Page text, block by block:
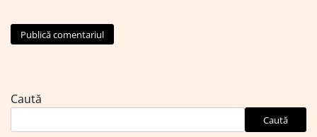
Caută
Caută